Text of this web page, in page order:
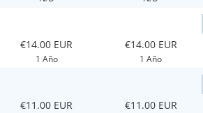
€14.00 EUR
1 Año
€14.00 EUR
1 Año
€11.00 EUR €11.00 EUR